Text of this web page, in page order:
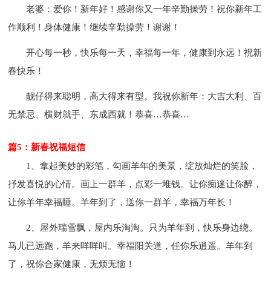
老婆：爱你！新年好！感谢你又一年辛勤操劳！祝你新年工
作顺利！身体健康！继续辛勤操劳！谢谢！
开心每一秒，快乐每一天，幸福每一年，健康到永远！祝新
春快乐！
靓仔得来聪明，高大得来有型。我祝你新年：大吉大利、百
无禁忌、横财就手、东成西就！恭喜…恭喜…
篇5：新春祝福短信
1、拿起美妙的彩笔，勾画羊年的美景，绽放灿烂的笑脸，
抒发喜悦的心情。画上一群羊，点彩一堆钱。让你痴迷让你醉，
让你羊年幸福睡。羊年到了，送你一群羊，幸福万年长！
2、屋外瑞雪飘，屋内乐淘淘。只为羊年到，快乐身边绕。
马儿已远跑，羊来咩咩叫。幸福阳关道，任你乐逍遥。羊年到
了，祝你合家健康，无烦无恼！